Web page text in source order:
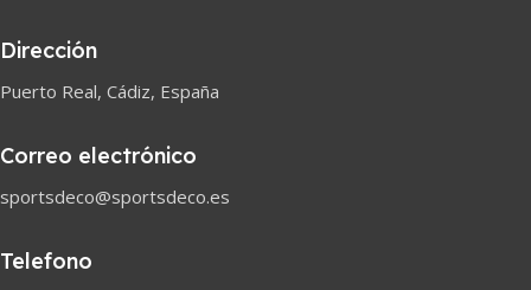
Dirección
Puerto Real, Cádiz, España
Correo electrónico
sportsdeco@sportsdeco.es
Telefono